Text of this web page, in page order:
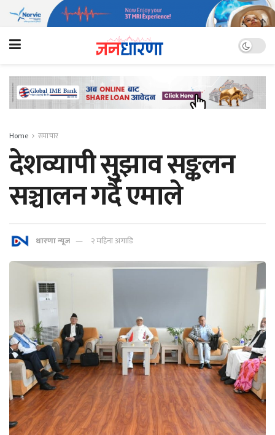
Home समाचार
देशव्यापी सुझाव सङ्कलन
सञ्चालन गर्दै एमाले
धारणा न्यूज २ महिना अगाडि